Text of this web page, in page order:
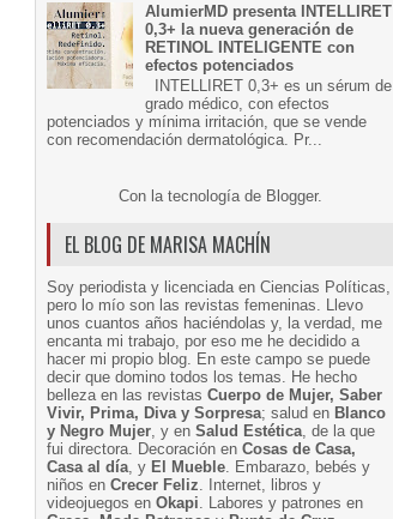
AlumierMD presenta INTELLIRET
0,3+ la nueva generación de
RETINOL INTELIGENTE con
efectos potenciados
INTELLIRET 0,3+ es un sérum de
grado médico, con efectos
potenciados y mínima irritación, que se vende
con recomendación dermatológica. Pr...
Con la tecnología de Blogger.
EL BLOG DE MARISA MACHÍN
Soy periodista y licenciada en Ciencias Políticas,
pero lo mío son las revistas femeninas. Llevo
unos cuantos años haciéndolas y, la verdad, me
encanta mi trabajo, por eso me he decidido a
hacer mi propio blog. En este campo se puede
decir que domino todos los temas. He hecho
belleza en las revistas Cuerpo de Mujer, Saber
Vivir, Prima, Diva y Sorpresa; salud en Blanco
y Negro Mujer, y en Salud Estética, de la que
fui directora. Decoración en Cosas de Casa,
Casa al día, y El Mueble. Embarazo, bebés y
niños en Crecer Feliz. Internet, libros y
videojuegos en Okapi. Labores y patrones en